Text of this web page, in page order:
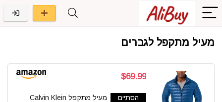
מעיל מתקפל לגברים
$69.99
הסתיים
מעיל מתקפל Calvin Klein